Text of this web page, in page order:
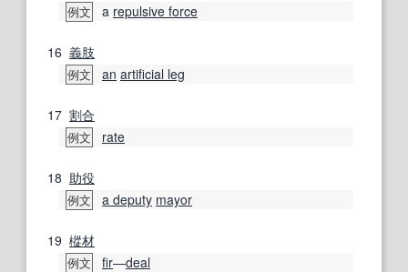
例文 a repulsive force
16 義肢
例文 an artificial leg
17 割合
例文 rate
18 助役
例文 a deputy mayor
19 樅材
例文 fir―deal